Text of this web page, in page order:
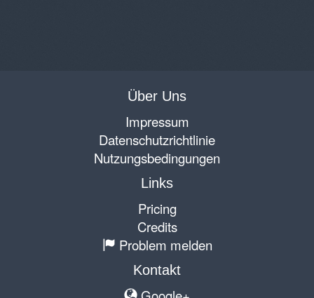
Über Uns
Impressum
Datenschutzrichtlinie
Nutzungsbedingungen
Links
Pricing
Credits
Problem melden
Kontakt